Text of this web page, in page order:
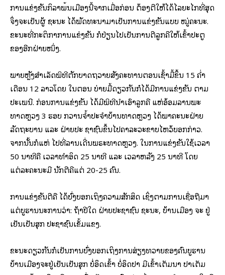
ການແຂ່ງຂັນກິລາພື້ນເມືອງນີ້ຈາກເມື່ອກ່ອນ ຕ້ອງຕີໃຫ້ໄດ້ໄລຍະໄກທີ່ສຸດ
ຈຶ່ງຈະເປັນຜູ້ ຊະນະ ໄດ້ພັດທະນາມາເປັນການແຂ່ງຂັນແບບ ໝູ່ຄະນະ.
ຂະນະທີ່ກະຕິກາການແຂ່ງຂັນ ກໍປ່ຽນໄປເປັນການຕີລູກຄີໃຫ້ເຂົ້າປະຕູ
ຂອງອີກຝ່າຍໜຶ່ງ.
ພາຍຫຼັງສຳເລັດພິທີຕັກບາດຖວາຍສັງຄະທານຕອນເຊົ້າມື້ຂຶ້ນ 15 ຄໍ່າ
ເດືອນ 12 ລາວໂດຍ ໃນຕອນ ບ່າຍມື້ດຽວກັນກໍໄດ້ມີການແຂ່ງຂັນ ຕາມ
ປະເພນີ. ກ່ອນການແຂ່ງຂັນ ໄດ້ມີພິທີນຳເອົາລູກຄີ ແຫ່ອ້ອມລານພະ
ທາດຫຼວງ 3 ຮອບ ກວານຈໍ້າປະຈຳບ້ານທາດຫຼວງ ໄດ້ພາຄະນະຝ່າຍ
ລັດຖະບານ ແລະ ຝ່າຍປະ ຊາຊົນຂຶ້ນໄປຄາລະວະຂາບໄຫວ້ບອກກ່າວ.
ຈາກນັ້ນກໍແຫ່ ໄປທີ່ລານເດີ່ນພຣະທາດຫຼວງ. ໃນການແຂ່ງຂັນໃຊ້ເວລາ
50 ນາທີຄື ເວລາທຳອິດ 25 ນາທີ ແລະ ເວລາຫລັງ 25 ນາທີ ໂດຍ
ແຕ່ລະຄະນະມີ ນັກຕີຄີແຕ່ 20-25 ຄົນ.
ການແຂ່ງຂັນຕີຄື ໄດ້ບົ່ງບອກເຖິງຄວາມສັກສິດ ເຊິ່ງຕາມການເຊື່ອຖືມາ
ແຕ່ບູຮານນະການວ່າ: ຖ້າປີໃດ ຝ່າຍປະຊາຊົນ ຊະນະ, ບ້ານເມືອງ ຈະ ຢູ່
ເຢັນເປັນສຸກ ປະຊາຊົນເຂັ້ມແຂງ.
ຂະນະດຽວກັນກໍເປັນການບົ່ງບອກເຖິງການສ່ຽງທວາຍຂອງຄົນບູຮານ
ບ້ານເມືອງຈະຢູ່ເຢັນເປັນສຸກ ບໍ່ອຶດເຂົ້າ ບໍ່ອຶດປາ ມີເຂົ້າເຕັມນາ ປາເຕັມ